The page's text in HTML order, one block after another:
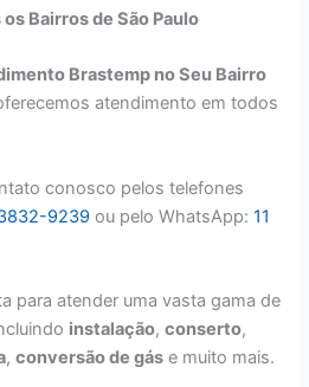
Bairros de São Paulo
Brastemp no Seu Bairro
atendimento em todos
conosco pelos telefones
9239 ou pelo WhatsApp:11
para atender uma vasta gama de
instalação,conserto,
,conversão de gás e muito mais.